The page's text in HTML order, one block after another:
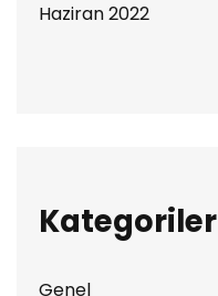
Haziran 2022
Kategoriler
Genel